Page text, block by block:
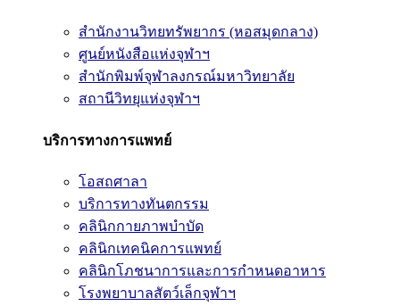
สำนักงานวิทยทรัพยากร (หอสมุดกลาง)
ศูนย์หนังสือแห่งจุฬาฯ
สำนักพิมพ์จุฬาลงกรณ์มหาวิทยาลัย
สถานีวิทยุแห่งจุฬาฯ
บริการทางการแพทย์
โอสถศาลา
บริการทางทันตกรรม
คลินิกกายภาพบำบัด
คลินิกเทคนิคการแพทย์
คลินิกโภชนาการและการกำหนดอาหาร
โรงพยาบาลสัตว์เล็กจุฬาฯ